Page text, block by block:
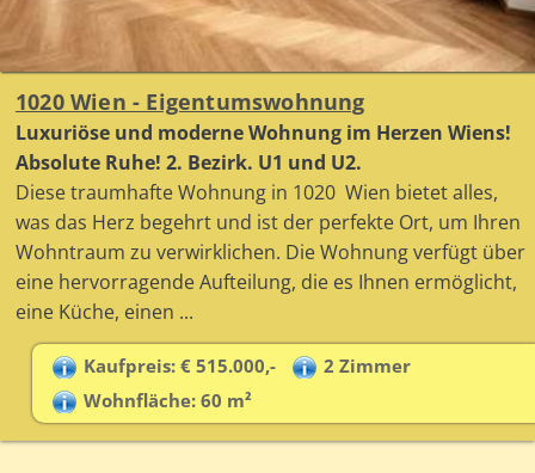
1020 Wien - Eigentumswohnung
Luxuriöse und moderne Wohnung im Herzen Wiens!
Absolute Ruhe! 2. Bezirk. U1 und U2.
Diese traumhafte Wohnung in 1020 Wien bietet alles,
was das Herz begehrt und ist der perfekte Ort, um Ihren
Wohntraum zu verwirklichen. Die Wohnung verfügt über
eine hervorragende Aufteilung, die es Ihnen ermöglicht,
eine Küche, einen ...
Kaufpreis: € 515.000,-
2 Zimmer
Wohnfläche: 60 m²